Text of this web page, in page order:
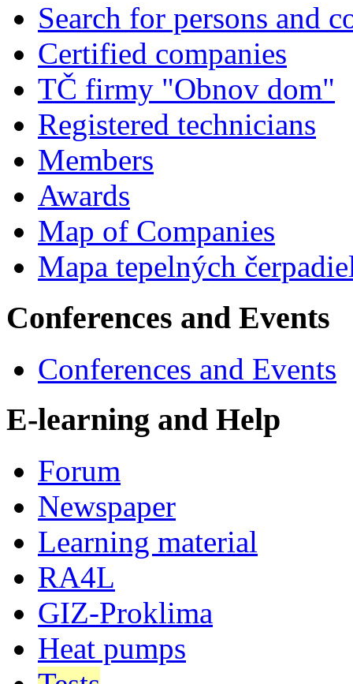
Search for persons and
Certified companies
TČ firmy "Obnov dom"
Registered technicians
Members
Awards
Map of Companies
Mapa tepelných
Conferences and Events
Conferences and Events
E-learning and Help
Forum
Newspaper
Learning material
RA4L
GIZ-Proklima
Heat pumps